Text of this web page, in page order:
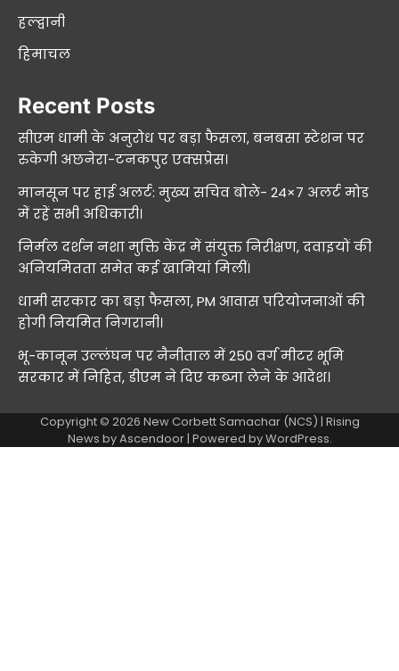
हल्द्वानी
हिमाचल
Recent Posts
सीएम धामी के अनुरोध पर बड़ा फैसला, बनबसा स्टेशन पर
रुकेगी अछनेरा-टनकपुर एक्सप्रेस।
मानसून पर हाई अलर्ट: मुख्य सचिव बोले- 24×7 अलर्ट मोड
में रहें सभी अधिकारी।
निर्मल दर्शन नशा मुक्ति केंद्र में संयुक्त निरीक्षण, दवाइयों की
अनियमितता समेत कई खामियां मिलीं।
धामी सरकार का बड़ा फैसला, PM आवास परियोजनाओं की
होगी नियमित निगरानी।
भू-कानून उल्लंघन पर नैनीताल में 250 वर्ग मीटर भूमि
सरकार में निहित, डीएम ने दिए कब्जा लेने के आदेश।
Copyright © 2026 New Corbett Samachar (NCS) | Rising
News byAscendoor| Powered byWordPress.